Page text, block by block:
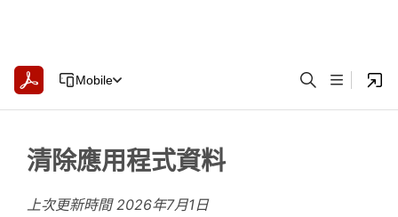
Mobile
清除應用程式資料
上次更新時間2026年7月1日